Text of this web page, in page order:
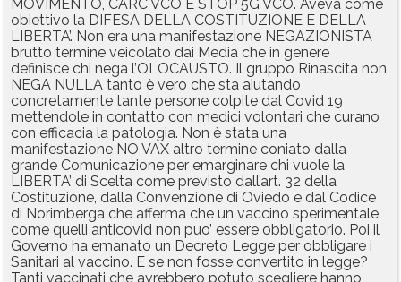
MOVIMENTO, CARC VCO E STOP 5G VCO. Aveva come
obiettivo la DIFESA DELLA COSTITUZIONE E DELLA
LIBERTA’. Non era una manifestazione NEGAZIONISTA
brutto termine veicolato dai Media che in genere
definisce chi nega l’OLOCAUSTO. Il gruppo Rinascita non
NEGA NULLA tanto è vero che sta aiutando
concretamente tante persone colpite dal Covid 19
mettendole in contatto con medici volontari che curano
con efficacia la patologia. Non è stata una
manifestazione NO VAX altro termine coniato dalla
grande Comunicazione per emarginare chi vuole la
LIBERTA’ di Scelta come previsto dall’art. 32 della
Costituzione, dalla Convenzione di Oviedo e dal Codice
di Norimberga che afferma che un vaccino sperimentale
come quelli anticovid non puo’ essere obbligatorio. Poi il
Governo ha emanato un Decreto Legge per obbligare i
Sanitari al vaccino. E se non fosse convertito in legge?
Tanti vaccinati che avrebbero potuto scegliere hanno